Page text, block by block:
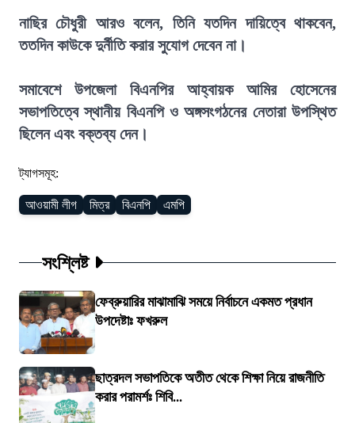
নাছির চৌধুরী আরও বলেন, তিনি যতদিন দায়িত্বে থাকবেন,
ততদিন কাউকে দুর্নীতি করার সুযোগ দেবেন না।
সমাবেশে উপজেলা বিএনপির আহ্বায়ক আমির হোসেনের
সভাপতিত্বে স্থানীয় বিএনপি ও অঙ্গসংগঠনের নেতারা উপস্থিত
ছিলেন এবং বক্তব্য দেন।
ট্যাগসমূহ:
আওয়ামী লীগ মিত্র বিএনপি এমপি
সংশ্লিষ্ট
ফেব্রুয়ারির মাঝামাঝি সময়ে নির্বাচনে একমত প্রধান
উপদেষ্টাঃ ফখরুল
ছাত্রদল সভাপতিকে অতীত থেকে শিক্ষা নিয়ে রাজনীতি
করার পরামর্শঃ শিবি...